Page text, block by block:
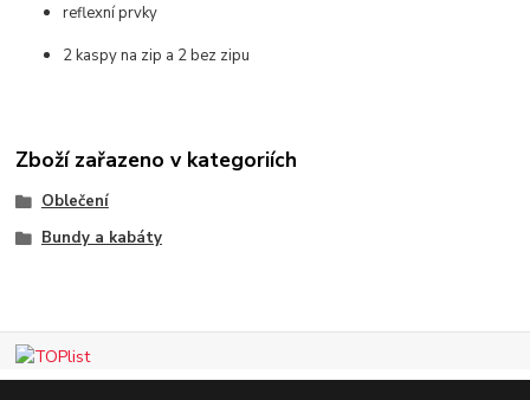
reflexní prvky
2 kaspy na zip a 2 bez zipu
Zboží zařazeno v kategoriích
Oblečení
Bundy a kabáty